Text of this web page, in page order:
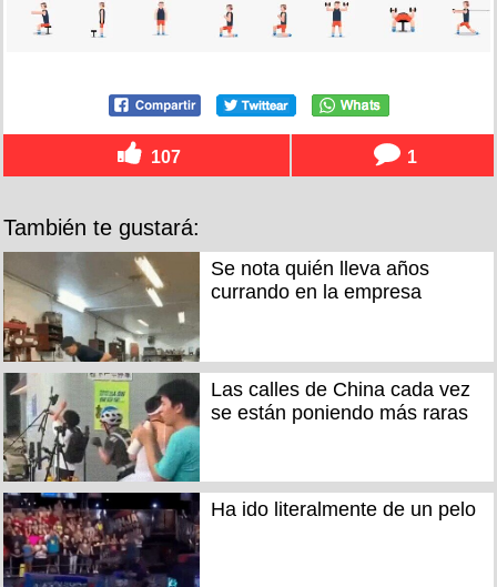
107 1
También te gustará:
Se nota quién lleva años
currando en la empresa
Las calles de China cada vez
se están poniendo más raras
Ha ido literalmente de un pelo